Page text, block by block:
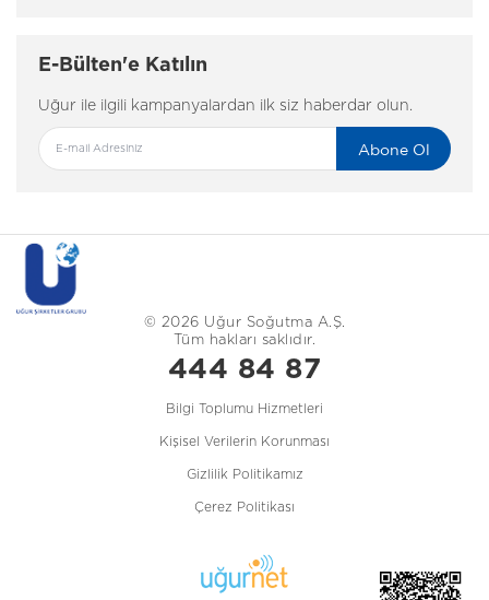
E-Bülten'e Katılın
Uğur ile ilgili kampanyalardan ilk siz haberdar olun.
Abone Ol
© 2026 Uğur Soğutma A.Ş.
Tüm hakları saklıdır.
444 84 87
Bilgi Toplumu Hizmetleri
Kişisel Verilerin Korunması
Gizlilik Politikamız
Çerez Politikası